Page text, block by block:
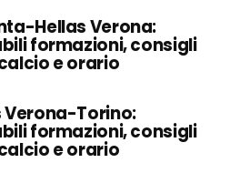
Hellas Verona:
formazioni, consigli
e orario
Verona-Torino:
formazioni, consigli
e orario